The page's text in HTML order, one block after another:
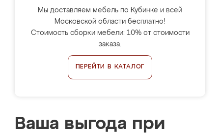
Мы доставляем мебель по Кубинке и всей
Московской области бесплатно!
Стоимость сборки мебели: 10% от стоимости
заказа.
ПЕРЕЙТИ В КАТАЛОГ
Ваша выгода при